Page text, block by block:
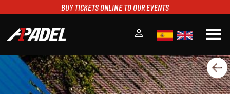
BUY TICKETS ONLINE TO OUR EVENTS
menu
A1PADEL
RANKING